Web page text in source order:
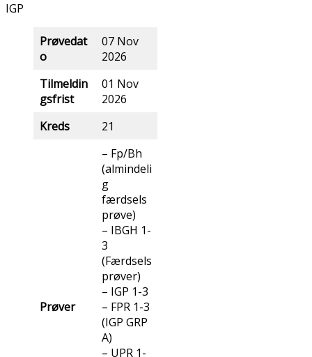
IGP
Prøvedat
o
07 Nov
2026
Tilmeldin
gsfrist
01 Nov
2026
Kreds
21
Prøver
– Fp/Bh
(almindeli
g
færdsels
prøve)
– IBGH 1-
3
(Færdsels
prøver)
– IGP 1-3
– FPR 1-3
(IGP GRP
A)
– UPR 1-